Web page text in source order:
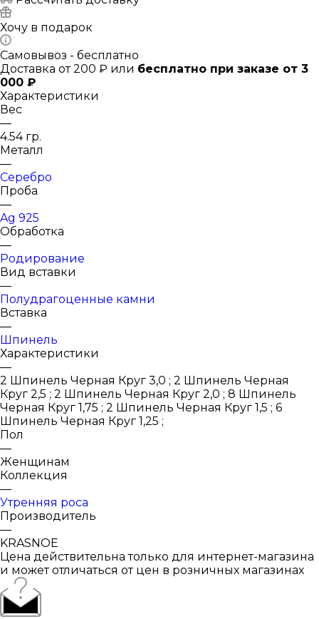
Хочу в подарок
Самовывоз - бесплатно
Доставка от 200 ₽ или бесплатно при заказе от 3
000 ₽
Характеристики
Вес
—
4.54 гр.
Металл
—
Серебро
Проба
—
Ag 925
Обработка
—
Родирование
Вид вставки
—
Полудрагоценные камни
Вставка
—
Шпинель
Характеристики
—
2 Шпинель Черная Круг 3,0 ; 2 Шпинель Черная
Круг 2,5 ; 2 Шпинель Черная Круг 2,0 ; 8 Шпинель
Черная Круг 1,75 ; 2 Шпинель Черная Круг 1,5 ; 6
Шпинель Черная Круг 1,25 ;
Пол
—
Женщинам
Коллекция
—
Утренняя роса
Производитель
—
KRASNOE
Цена действительна только для интернет-магазина
и может отличаться от цен в розничных магазинах